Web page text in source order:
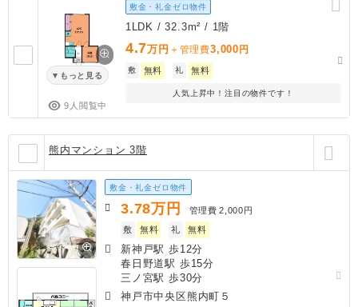
もっと見る
9人閲覧中
敷金・礼金ゼロ物件
1LDK / 32.3m² / 1階
4.7万円 ＋管理費3,000 円
敷 無料 礼 無料
人気上昇中！注目の物件です！
熊内マンション 3階
敷金・礼金ゼロ物件
3.78万円 管理費 2,000円
敷
無料 礼 無料
新神戸駅 歩12分
春日野道駅 歩15分
三ノ宮駅 歩30分
神戸市中央区熊内町５